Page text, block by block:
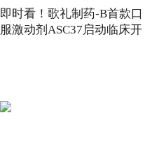
即时看！歌礼制药-B首款口
服激动剂ASC37启动临床开